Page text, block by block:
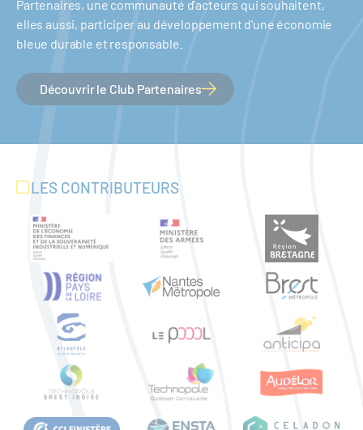
Partenaires, une communauté d'acteurs qui souhaitent,
elles aussi, participer au développement d'une économie
bleue durable et responsable.
Découvrir le Club Partenaires
LES CONTRIBUTEURS